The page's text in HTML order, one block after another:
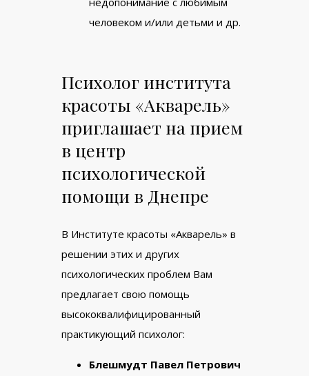
человеком и/или детьми и др.
Психолог института
красоты «Акварель»
приглашает на прием
в центр
психологической
помощи в Днепре
В Институте красоты «Акварель» в
решении этих и других
психологических проблем Вам
предлагает свою помощь
высококвалифицированный
практикующий психолог:
Блешмудт Павел Петрович